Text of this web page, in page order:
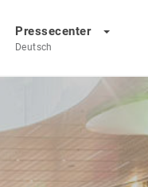
Pressecenter
Deutsch
EN